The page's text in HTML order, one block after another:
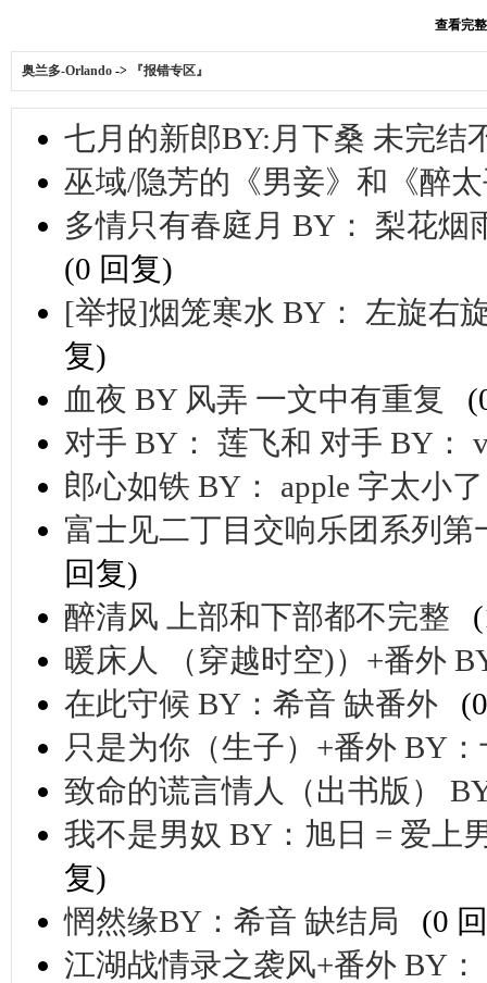
查看完
奥兰多-Orlando -> 『报错专区』
七月的新郎BY:月下桑 未完结
巫域/隐芳的《男妾》和《醉
多情只有春庭月 BY： 梨花烟
(0 回复)
[举报]烟笼寒水 BY： 左旋右
复)
血夜 BY 风弄 一文中有重复
对手 BY： 莲飞和 对手 BY：
郎心如铁 BY： apple 字太小了
富士见二丁目交响乐团系列
回复)
醉清风 上部和下部都不完整
暖床人 （穿越时空)）+番外
在此守候 BY：希音 缺番外
只是为你（生子）+番外 BY
致命的谎言情人（出书版）
我不是男奴 BY：旭日 = 爱上
复)
惘然缘BY：希音 缺结局
(0
江湖战情录之袭风+番外 BY